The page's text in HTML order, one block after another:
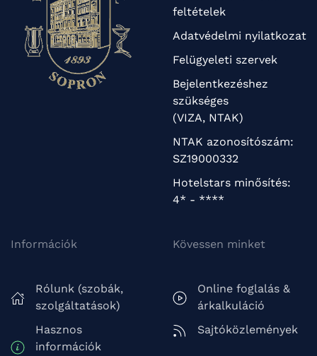
feltételek
Adatvédelmi nyilatkozat
Felügyeleti szervek
Bejelentkezéshez
szükséges
(VIZA, NTAK)
NTAK azonosítószám:
SZ19000332
Hotelstars minősítés:
4* - ****
Információk
Rólunk (szobák,
szolgáltatások)
Hasznos
információk
Kövessen minket
Online foglalás &
árkalkuláció
Sajtóközlemények